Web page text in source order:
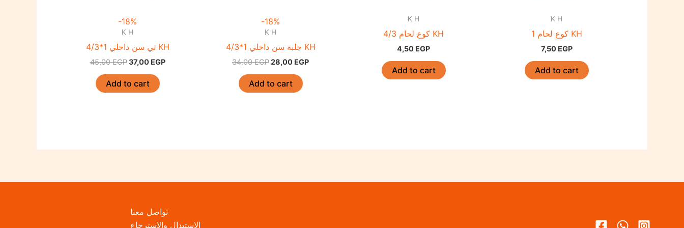
-18%
K H
تي سن داخلي 1*4/3 KH
45,00EGP 37,00 EGP
Add to cart
-18%
K H
جلبة سن داخلي 1*4/3 KH
34,00EGP28,00 EGP
Add to cart
K H
كوع لحام 4/3 KH
4,50 EGP
Add to cart
K H
كوع لحام 1 KH
7,50 EGP
Add to cart
تواصل معنا
الاستبدال والاسترجاع